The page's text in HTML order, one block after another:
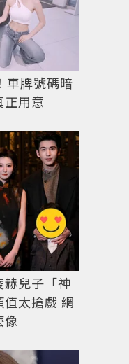
車牌號碼暗
用意
赫兒子「神
太搶戲 網
像